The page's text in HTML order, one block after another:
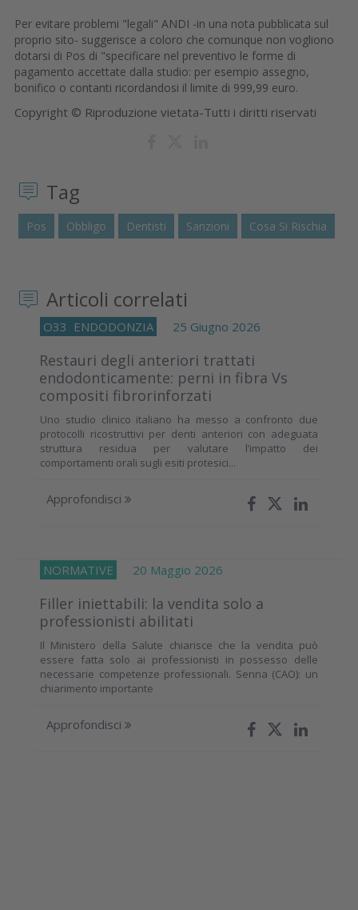
Per evitare problemi "legali" ANDI -in una nota pubblicata sul
proprio sito- suggerisce a coloro che comunque non vogliono
dotarsi di Pos di "specificare nel preventivo le forme di
pagamento accettate dalla studio: per esempio assegno,
bonifico o contanti ricordandosi il limite di 999,99 euro.
Copyright © Riproduzione vietata-Tutti i diritti riservati
Tag
Pos Obbligo Dentisti Sanzioni Cosa Si Rischia
Articoli correlati
O33 ENDODONZIA 25 Giugno 2026
Restauri degli anteriori trattati
endodonticamente: perni in fibra Vs
compositi fibrorinforzati
Uno studio clinico italiano ha messo a confronto due
protocolli ricostruttivi per denti anteriori con adeguata
struttura residua per valutare l’impatto dei
comportamenti orali sugli esiti protesici...
Approfondisci
NORMATIVE 20 Maggio 2026
Filler iniettabili: la vendita solo a
professionisti abilitati
Il Ministero della Salute chiarisce che la vendita può
essere fatta solo ai professionisti in possesso delle
necessarie competenze professionali. Senna (CAO): un
chiarimento importante
Approfondisci